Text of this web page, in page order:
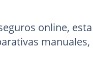
online,